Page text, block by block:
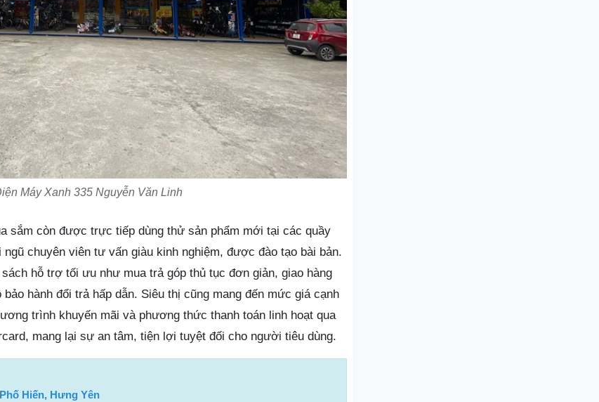
Máy Xanh 335 Nguyễn Văn Linh
sắm còn được trực tiếp dùng thử sản phẩm mới tại các quầy
chuyên viên tư vấn giàu kinh nghiệm, được đào tạo bài bản.
hỗ trợ tối ưu như mua trả góp thủ tục đơn giản, giao hàng
hành đổi trả hấp dẫn. Siêu thị cũng mang đến mức giá cạnh
trình khuyến mãi và phương thức thanh toán linh hoạt qua
mang lại sự an tâm, tiện lợi tuyệt đối cho người tiêu dùng.
Hiến, Hưng Yên